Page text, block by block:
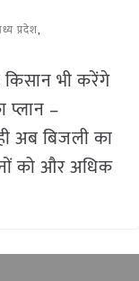
प्रदेश,
किसान भी करेंगे
प्लान –
अब बिजली का
को और अधिक